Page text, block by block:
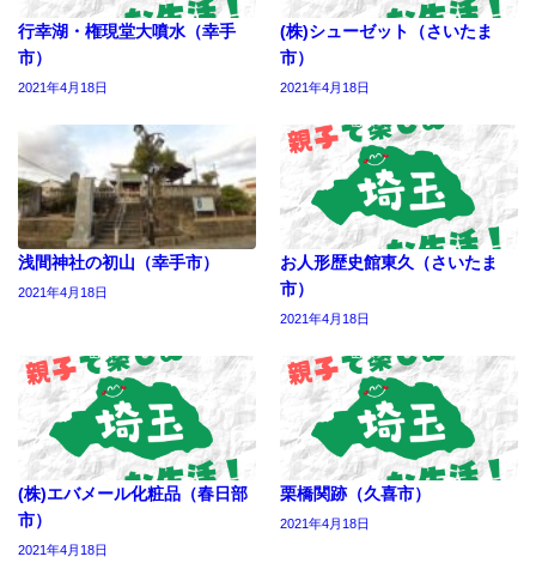
行幸湖・権現堂大噴水（幸手
市）
2021年4月18日
(株)シューゼット（さいたま
市）
2021年4月18日
浅間神社の初山（幸手市）
2021年4月18日
お人形歴史館東久（さいたま
市）
2021年4月18日
(株)エバメール化粧品（春日部
市）
2021年4月18日
栗橋関跡（久喜市）
2021年4月18日